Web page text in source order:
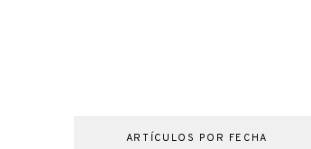
ARTÍCULOS POR FECHA